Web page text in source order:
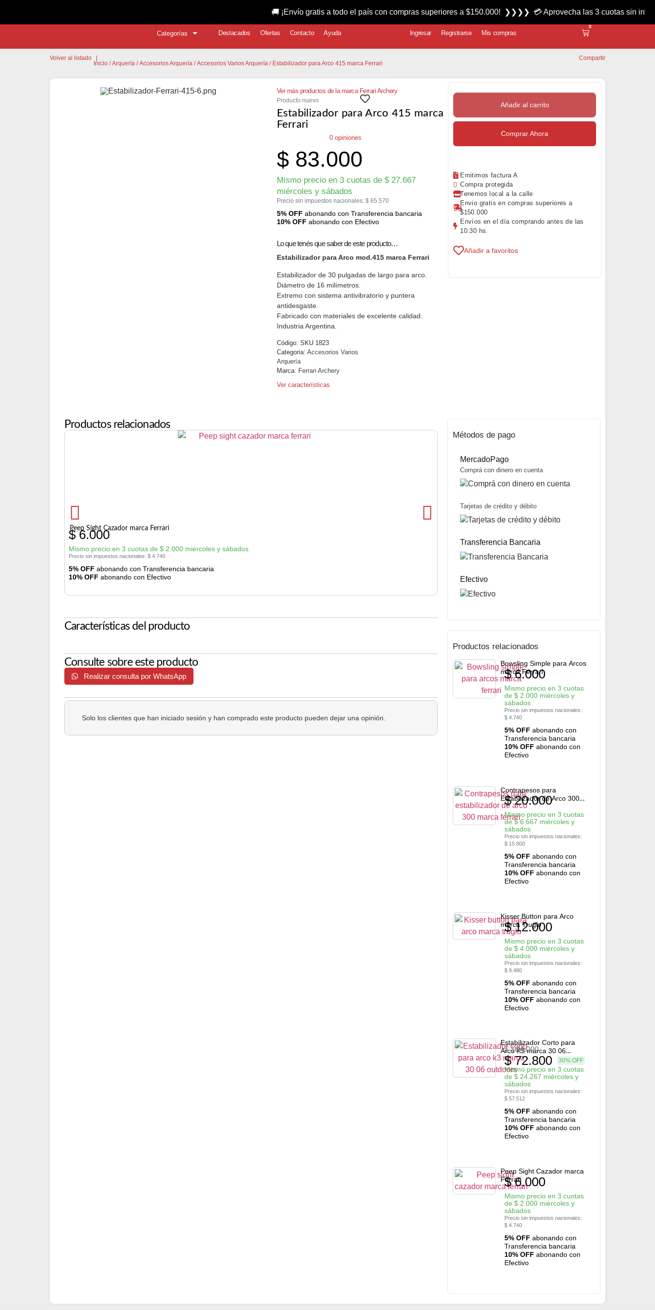
Categorías Destacados Ofertas Contacto Ayuda Ingresar Registrarse Mis compras
0
Volver al listado
Inicio /Arquería /Accesorios Arquería /Accesorios Varios Arquería / Estabilizador para Arco 415 marca Ferrari
Compartir
Ver más productos de la marca Ferrari Archery
Producto nuevo
Estabilizador para Arco 415 marca
Ferrari
0 opiniones
$83.000
Mismo precio en 3 cuotas de $27.667
miércoles y sábados
Precio sin impuestos nacionales: $65.570
5% OFF abonando con Transferencia bancaria
10% OFF abonando con Efectivo
Lo que tenés que saber de este producto…
Estabilizador para Arco mod.415 marca Ferrari
Estabilizador de 30 pulgadas de largo para arco.
Diámetro de 16 milímetros.
Extremo con sistema antivibratorio y puntera
antidesgaste.
Fabricado con materiales de excelente calidad.
Industria Argentina.
Código: SKU 1823
Categoria: Accesorios Varios
Arquería
Marca: Ferrari Archery
Ver características
Añadir al carrito
Comprar Ahora
Emitimos factura A
Compra protegida
Tenemos local a la calle
Envio gratis en compras superiores a
$150.000
Envíos en el día comprando antes de las
10:30 hs.
Añadir a favoritos
Productos relacionados
Peep Sight Cazador marca Ferrari
$6.000
Mismo precio en 3 cuotas de $ 2.000 miércoles y sábados
Precio sin impuestos nacionales: $ 4.740
5% OFF abonando con Transferencia bancaria
10% OFF abonando con Efectivo
Precio sin impuestos nacionales:$26.860
10% OFFabonando con Efectivo
Características del producto
Consulte sobre este producto
Realizar consulta por WhatsApp
Solo los clientes que han iniciado sesión y han comprado este producto pueden dejar una opinión.
Métodos de pago
MercadoPago
Comprá con dinero en cuenta
Tarjetas de crédito y débito
Transferencia Bancaria
Efectivo
Productos relacionados
Bowsling Simple para Arcos
marca Ferrari
$6.000
Mismo precio en 3 cuotas
de $2.000miércoles y
sábados
Precio sin impuestos nacionales:
$4.740
5% OFF abonando con
Transferencia bancaria
10% OFF abonando con
Efectivo
Contrapesos para
Estabilizador de Arco 300
marca Ferrari
$20.000
Mismo precio en 3 cuotas
de$6.667 miércoles y
sábados
Precio sin impuestos nacionales:
$15.800
5% OFF abonando con
Transferencia bancaria
10% OFF abonando con
Efectivo
Kisser Button para Arco
marca Truglo
$12.000
Mismo precio en 3 cuotas
de $4.000miércoles y
sábados
Precio sin impuestos nacionales:
$9.480
5% OFF abonando con
Transferencia bancaria
10% OFF abonando con
Efectivo
Estabilizador Corto para
Arco K3 marca 30 06
Outdoors
$104.000
$72.800 30% OFF
Mismo precio en 3 cuotas
de $24.267 miércoles y
sábados
Precio sin impuestos nacionales:
$57.512
5% OFF abonando con
Transferencia bancaria
10% OFF abonando con
Efectivo
Peep Sight Cazador marca
Ferrari
$6.000
Mismo precio en 3 cuotas
de $2.000miércoles y
sábados
Precio sin impuestos nacionales:
$4.740
5% OFF abonando con
Transferencia bancaria
10% OFF abonando con
Efectivo
🚚 ¡Envío gratis a todo el país con compras superiores a $150.000! ❯❯❯❯ 💳 Aprovecha las 3 cuotas sin interés